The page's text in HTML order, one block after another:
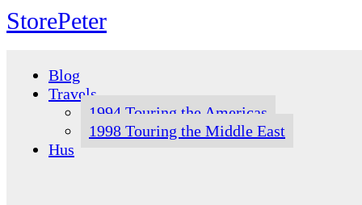
StorePeter
Blog
Travels
1994 Touring the Americas
1998 Touring the Middle East
Hus